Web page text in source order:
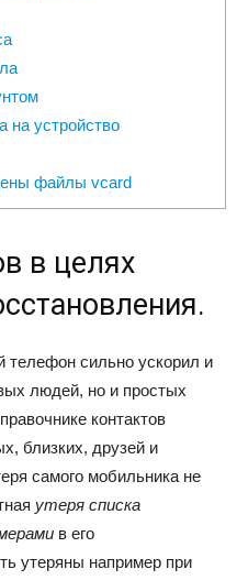
на устройство
файлы vcard
в целях
сильно ускорил и
людей, но и простых
контактов
близких, друзей и
самого мобильника не
утеря списка
в его
утеряны например при